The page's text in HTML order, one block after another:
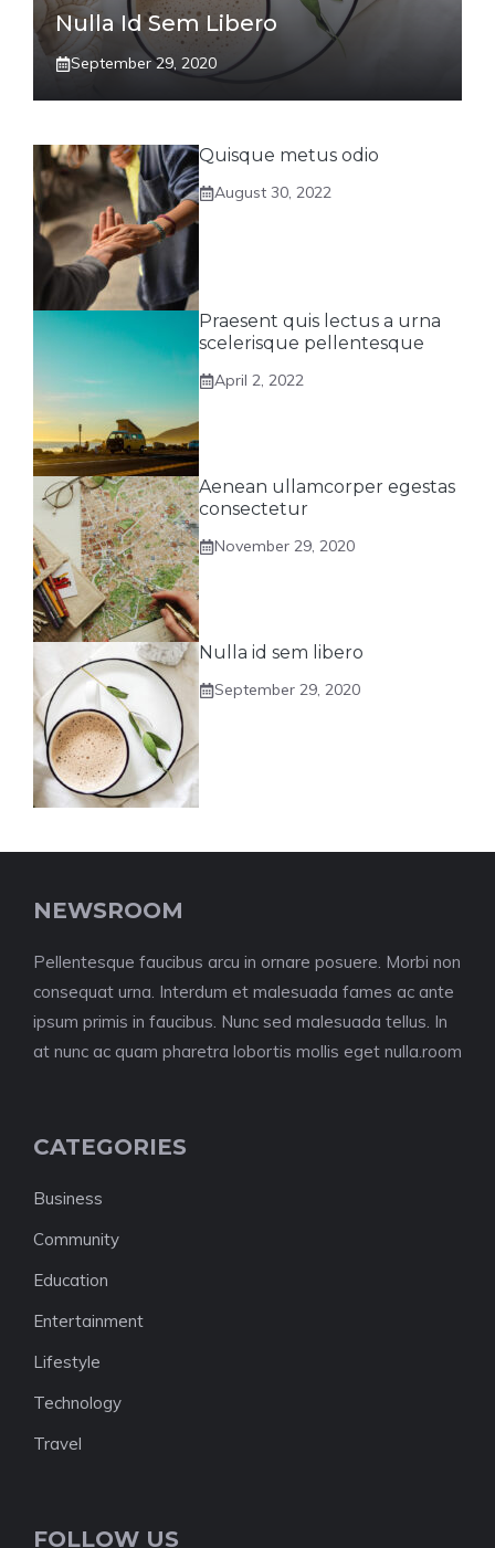
Nulla Id Sem Libero
September 29, 2020
Quisque metus odio
August 30, 2022
Praesent quis lectus a urna
scelerisque pellentesque
April 2, 2022
Aenean ullamcorper egestas
consectetur
November 29, 2020
Nulla id sem libero
September 29, 2020
NEWSROOM
Pellentesque faucibus arcu in ornare posuere. Morbi non
consequat urna. Interdum et malesuada fames ac ante
ipsum primis in faucibus. Nunc sed malesuada tellus. In
at nunc ac quam pharetra lobortis mollis eget nulla.room
CATEGORIES
Business
Community
Education
Entertainment
Lifestyle
Technology
Travel
FOLLOW US